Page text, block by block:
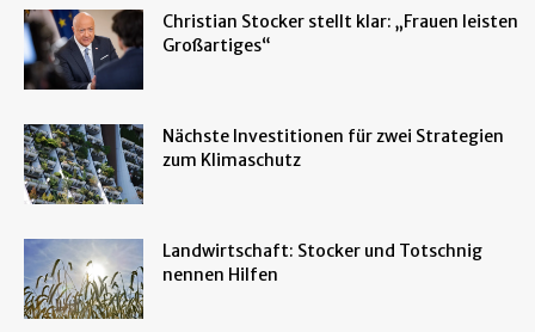
Christian Stocker stellt klar: „Frauen leisten
Großartiges“
Nächste Investitionen für zwei Strategien
zum Klimaschutz
Landwirtschaft: Stocker und Totschnig
nennen Hilfen